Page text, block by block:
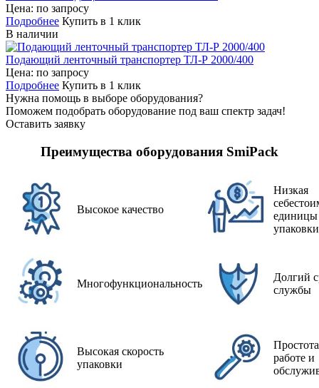
Цена: по запросу
Подробнее Купить в 1 клик
В наличии
Подающий ленточный транспортер ТЛ-Р 2000/400
Цена: по запросу
Подробнее Купить в 1 клик
Нужна помощь в выборе оборудования?
Поможем подобрать оборудование под ваш спектр задач!
Оставить заявку
Преимущества оборудования SmiPack
Высокое качество
Низкая
единицы
упаковки
Многофункциональность
Долгий
службы
Высокая скорость
упаковки
работе и